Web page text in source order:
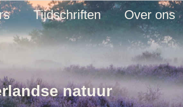
Tijdschriften Over ons
natuur